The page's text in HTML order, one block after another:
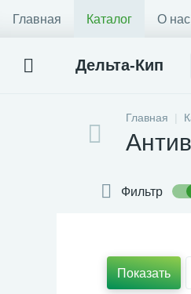
Главная Каталог О нас
Дельта-Кип
Главная
Фильтр
Показать